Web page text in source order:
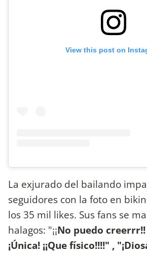
View this post on
La exjurado del bailando
seguidores con la foto en
los 35 mil likes. Sus fans se
halagos: "¡¡No puedo creerrr!!
¡Única! ¡¡Que físico!!!!" ,